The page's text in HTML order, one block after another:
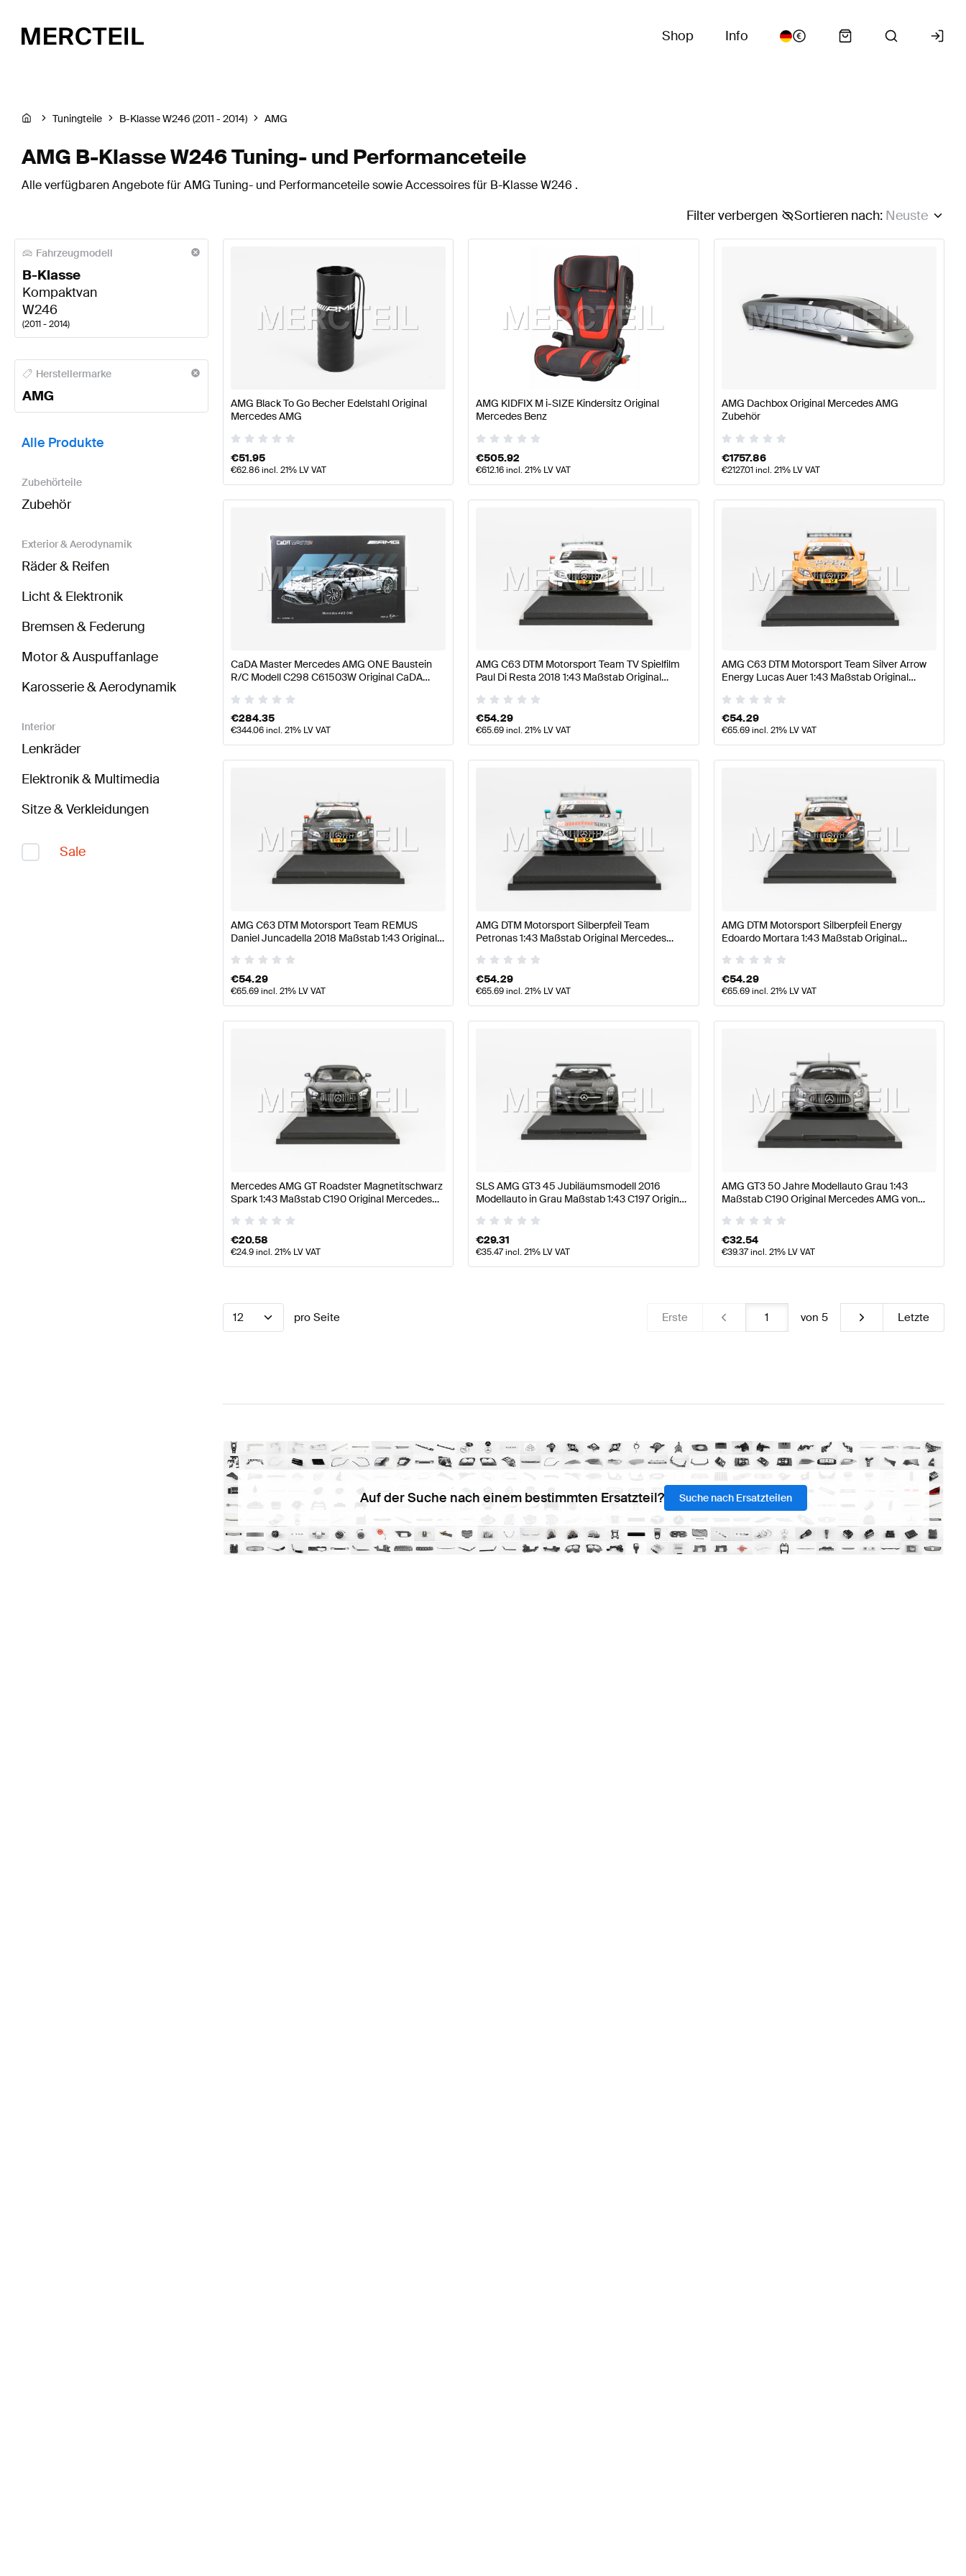
Shop Info
Tuningteile B-Klasse W246 (2011 - 2014) AMG
AMG B-Klasse W246 Tuning- und Performanceteile
Alle verfügbaren Angebote für AMG Tuning- und Performanceteile sowie Accessoires für B-Klasse W246 .
Sortieren nach: Neuste
Filter verbergen
Fahrzeugmodell
B-Klasse
Kompaktvan
W246
(2011 - 2014)
AMG A-Klasse Tuning- und Performanceteile AMG A-Klasse W177 Modellpflege Tuning- und Performanceteile
Herstellermarke
AMG
Alle Produkte
Zubehörteile
Zubehör
Exterior & Aerodynamik
Räder & Reifen
Licht & Elektronik
Bremsen & Federung
Motor & Auspuffanlage
Karosserie & Aerodynamik
Interior
Lenkräder
Elektronik & Multimedia
Sitze & Verkleidungen
Sale
AMG Black To Go Becher Edelstahl Original
Mercedes AMG
€51.95
€62.86incl. 21% LV VAT
AMG KIDFIX M i-SIZE Kindersitz Original
Mercedes Benz
€505.92
€612.16incl. 21% LV VAT
AMG Dachbox Original Mercedes AMG
Zubehör
€1757.86
€2127.01incl. 21% LV VAT
CaDA Master Mercedes AMG ONE Baustein
R/C Modell C298 C61503W Original CaDA
€284.35
€344.06incl. 21% LV VAT
AMG C63 DTM Motorsport Team TV Spielfilm
Paul Di Resta 2018 1:43 Maßstab Original
€54.29
€65.69incl. 21% LV VAT
AMG C63 DTM Motorsport Team Silver Arrow
Energy Lucas Auer 1:43 Maßstab Original
€54.29
€65.69incl. 21% LV VAT
AMG C63 DTM Motorsport Team REMUS
Daniel Juncadella 2018 Maßstab 1:43 Original
€54.29
€65.69incl. 21% LV VAT
AMG DTM Motorsport Silberpfeil Team
Petronas 1:43 Maßstab Original Mercedes
€54.29
€65.69incl. 21% LV VAT
AMG DTM Motorsport Silberpfeil Energy
Edoardo Mortara 1:43 Maßstab Original
€54.29
€65.69incl. 21% LV VAT
Mercedes AMG GT Roadster Magnetitschwarz
Spark 1:43 Maßstab C190 Original Mercedes
€20.58
€24.9incl. 21% LV VAT
SLS AMG GT3 45 Jubiläumsmodell 2016
Modellauto in Grau Maßstab 1:43 C197 Original
€29.31
€35.47incl. 21% LV VAT
AMG GT3 50 Jahre Modellauto Grau 1:43
Maßstab C190 Original Mercedes AMG von
€32.54
€39.37incl. 21% LV VAT
12 pro Seite Erste von 5 Letzte
Auf der Suche nach einem bestimmten Ersatzteil? Suche nach Ersatzteilen